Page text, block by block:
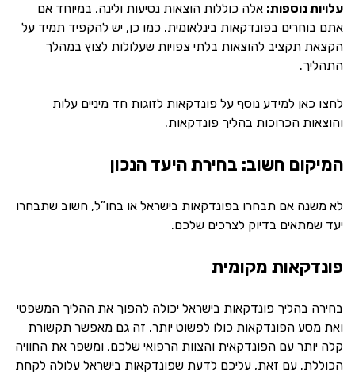
עלויות נוספות: אלה כוללות הוצאות נסיעות ולינה, במיוחד אם
אתם בוחרים בפונדקאות בינלאומית. כמו כן, יש להקפיד תמיד על
הקצאת תקציב להוצאות בלתי צפויות שעלולות לצוץ במהלך
התהליך.
לחצו כאן למידע נוסף על פונדקאות לזוגות חד מיניים עלות
והוצאות הכרוכות בהליך פונדקאות.
המיקום חשוב: בחירת היעד הנכון
לא משנה אם תבחרו בפונדקאות בישראל או בחו”ל, חשוב שתבחרו
יעד שמתאים בדיוק לצרכים שלכם.
פונדקאות מקומית
בחירה בהליך פונדקאות בישראל יכולה להפוך את ההליך המשפטי
ואת מסע הפונדקאות כולו לפשוט יותר. זה גם מאפשר תקשורת
קלה יותר עם הפונדקאית והצוות הרפואי שלכם, ומשפר את החוויה
הכוללת. עם זאת, עליכם לדעת שפונדקאות בישראל עלולה לקחת